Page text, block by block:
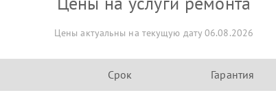
Цены актуальны на текущую дату 06.08.2026
Срок Гарантия